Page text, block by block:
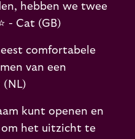
hebben we twee
- Cat (GB)
comfortabele
van een
(NL)
kunt openen en
om het uitzicht te